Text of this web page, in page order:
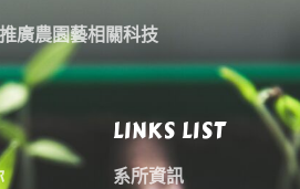
LINKS LIST
系所資訊
廣農園藝相關科技